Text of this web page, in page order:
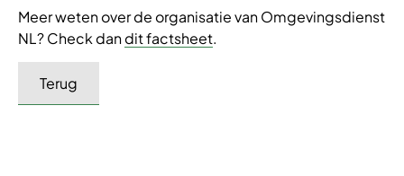
Meer weten over de organisatie van Omgevingsdienst
NL? Check dandit factsheet.
Terug